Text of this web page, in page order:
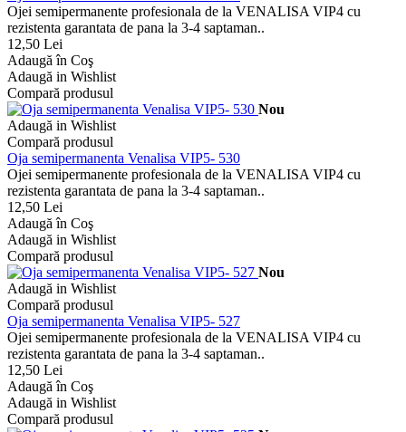
Ojei semipermanente profesionala de la VENALISA VIP4 cu
rezistenta garantata de pana la 3-4 saptaman..
12,50 Lei
Adaugă în Coş
Adaugă in Wishlist
Compară produsul
Nou
Adaugă in Wishlist
Compară produsul
Oja semipermanenta Venalisa VIP5- 530
Ojei semipermanente profesionala de la VENALISA VIP4 cu
rezistenta garantata de pana la 3-4 saptaman..
12,50 Lei
Adaugă în Coş
Adaugă in Wishlist
Compară produsul
Nou
Adaugă in Wishlist
Compară produsul
Oja semipermanenta Venalisa VIP5- 527
Ojei semipermanente profesionala de la VENALISA VIP4 cu
rezistenta garantata de pana la 3-4 saptaman..
12,50 Lei
Adaugă în Coş
Adaugă in Wishlist
Compară produsul